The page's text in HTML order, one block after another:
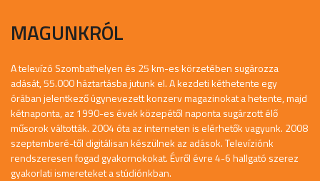
MAGUNKRÓL
A televízó Szombathelyen és 25 km-es körzetében sugározza
adását, 55.000 háztartásba jutunk el. A kezdeti kéthetente egy
órában jelentkező úgynevezett konzerv magazinokat a hetente, majd
kétnaponta, az 1990-es évek közepétől naponta sugárzott élő
műsorok váltották. 2004 óta az interneten is elérhetők vagyunk. 2008
szeptemberé-től digitálisan készülnek az adások. Televíziónk
rendszeresen fogad gyakornokokat. Évről évre 4-6 hallgató szerez
gyakorlati ismereteket a stúdiónkban.